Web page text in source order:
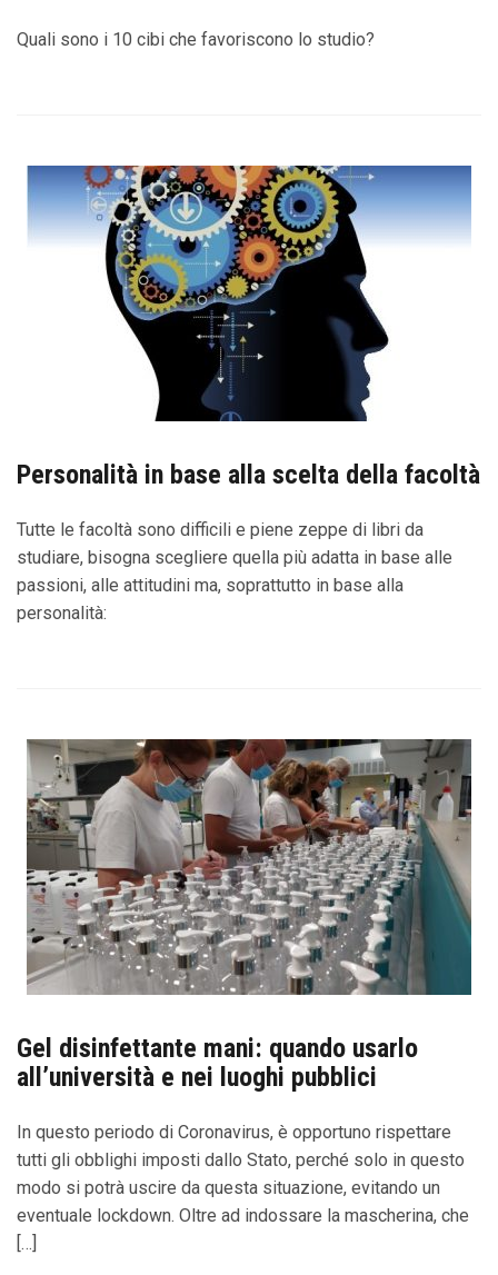
Quali sono i 10 cibi che favoriscono lo studio?
Personalità in base alla scelta della facoltà
Tutte le facoltà sono difficili e piene zeppe di libri da
studiare, bisogna scegliere quella più adatta in base alle
passioni, alle attitudini ma, soprattutto in base alla
personalità:
Gel disinfettante mani: quando usarlo
all’università e nei luoghi pubblici
In questo periodo di Coronavirus, è opportuno rispettare
tutti gli obblighi imposti dallo Stato, perché solo in questo
modo si potrà uscire da questa situazione, evitando un
eventuale lockdown. Oltre ad indossare la mascherina, che
[…]